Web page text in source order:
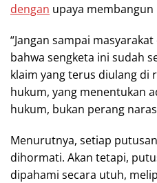
dengan upaya
“Jangan sampai
bahwa sengketa ini sudah
klaim yang terus diulang di
hukum, yang menentukan
hukum, bukan perang
Menurutnya, setiap
dihormati. Akan tetapi,
dipahami secara utuh,